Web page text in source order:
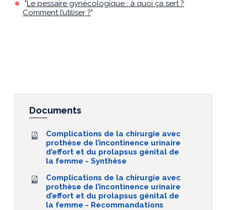
"Le pessaire gynécologique : à quoi ça sert ?
Comment l’utiliser ?"
Documents
Complications de la chirurgie avec
prothèse de l’incontinence urinaire
d’effort et du prolapsus génital de
la femme - Synthèse
Complications de la chirurgie avec
prothèse de l’incontinence urinaire
d’effort et du prolapsus génital de
la femme - Recommandations